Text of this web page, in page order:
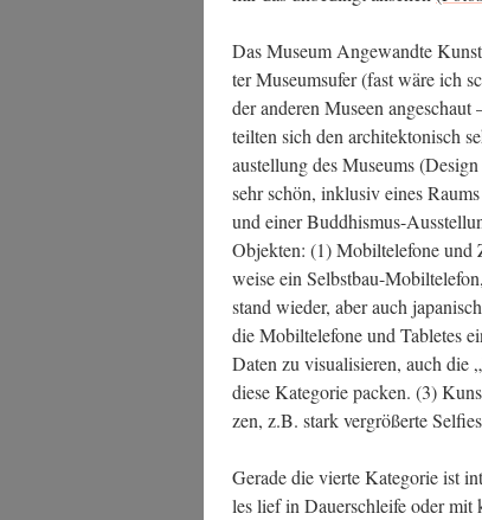
Das Muse­um Ange­wand­te
ter Muse­ums­ufer (fast wäre ich
der ande­ren Muse­en
teil­ten sich den archi­tek­to­nisch
au­stel­lung des Muse­ums
sehr schön, inklu­siv eines
und einer Bud­dhis­mus-
Objek­ten: (1) Mobil­te­le­fo­ne und
wei­se ein Selbst­bau-
stand wie­der, aber auch
die Mobil­te­le­fo­ne und Table­tes
Daten zu visua­li­sie­ren, auch die
die­se Kate­go­rie packen. (3)
zen, z.B. stark ver­grö­ßer­te
Gera­de die vier­te Kate­go­rie ist
les lief in Dau­er­schlei­fe oder mit